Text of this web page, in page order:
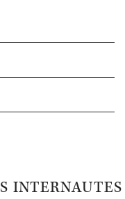
INTERNAUTES